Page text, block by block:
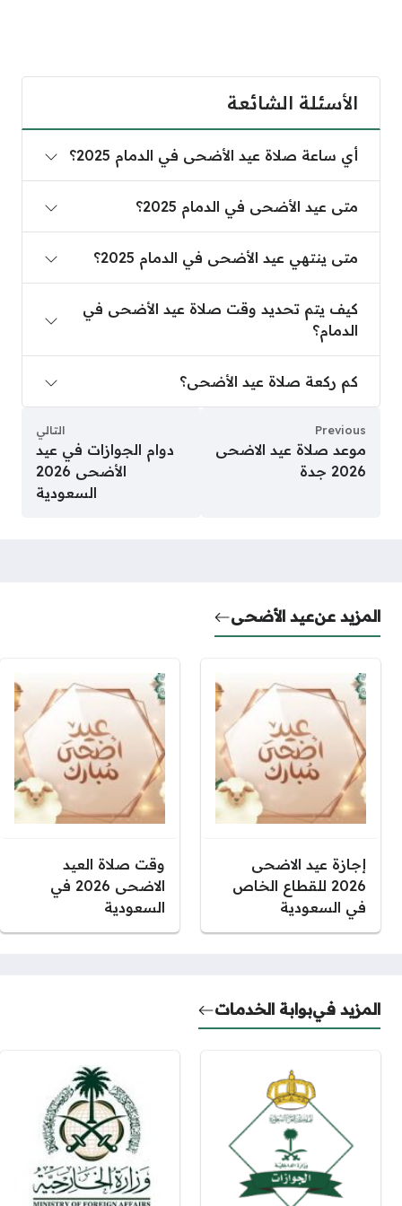
الأسئلة الشائعة
أي ساعة صلاة عيد الأضحى في الدمام 2025؟
متى عيد الأضحى في الدمام 2025؟
متى ينتهي عيد الأضحى في الدمام 2025؟
كيف يتم تحديد وقت صلاة عيد الأضحى في
الدمام؟
كم ركعة صلاة عيد الأضحى؟
Previous
موعد صلاة عيد الاضحى
2026 جدة
التالي
دوام الجوازات في عيد
الأضحى 2026
السعودية
المزيد عنعيد الأضحى
إجازة عيد الاضحى
2026 للقطاع الخاص
في السعودية
وقت صلاة العيد
الاضحى 2026 في
السعودية
المزيد فيبوابة الخدمات